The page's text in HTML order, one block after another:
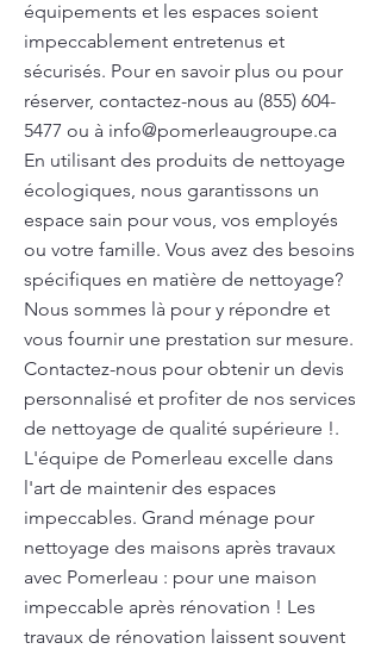
équipements et les espaces soient
impeccablement entretenus et
sécurisés. Pour en savoir plus ou pour
réserver, contactez-nous au (855) 604-
5477 ou à info@pomerleaugroupe.ca
En utilisant des produits de nettoyage
écologiques, nous garantissons un
espace sain pour vous, vos employés
ou votre famille. Vous avez des besoins
spécifiques en matière de nettoyage?
Nous sommes là pour y répondre et
vous fournir une prestation sur mesure.
Contactez-nous pour obtenir un devis
personnalisé et profiter de nos services
de nettoyage de qualité supérieure !.
L'équipe de Pomerleau excelle dans
l'art de maintenir des espaces
impeccables. Grand ménage pour
nettoyage des maisons après travaux
avec Pomerleau : pour une maison
impeccable après rénovation ! Les
travaux de rénovation laissent souvent